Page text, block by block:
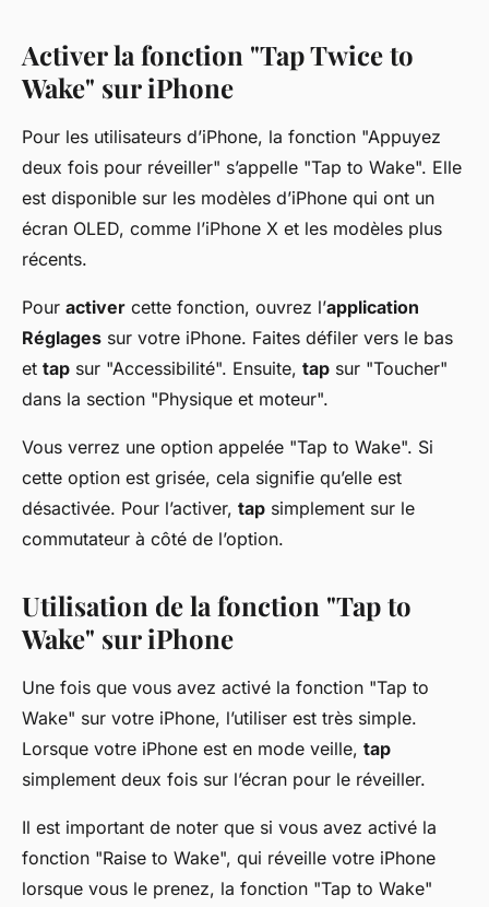
Activer la fonction "Tap Twice to
Wake" sur iPhone
Pour les utilisateurs d’iPhone, la fonction "Appuyez
deux fois pour réveiller" s’appelle "Tap to Wake". Elle
est disponible sur les modèles d’iPhone qui ont un
écran OLED, comme l’iPhone X et les modèles plus
récents.
Pour activer cette fonction, ouvrez l’application
Réglages sur votre iPhone. Faites défiler vers le bas
et tap sur "Accessibilité". Ensuite, tap sur "Toucher"
dans la section "Physique et moteur".
Vous verrez une option appelée "Tap to Wake". Si
cette option est grisée, cela signifie qu’elle est
désactivée. Pour l’activer, tap simplement sur le
commutateur à côté de l’option.
Utilisation de la fonction "Tap to
Wake" sur iPhone
Une fois que vous avez activé la fonction "Tap to
Wake" sur votre iPhone, l’utiliser est très simple.
Lorsque votre iPhone est en mode veille, tap
simplement deux fois sur l’écran pour le réveiller.
Il est important de noter que si vous avez activé la
fonction "Raise to Wake", qui réveille votre iPhone
lorsque vous le prenez, la fonction "Tap to Wake"